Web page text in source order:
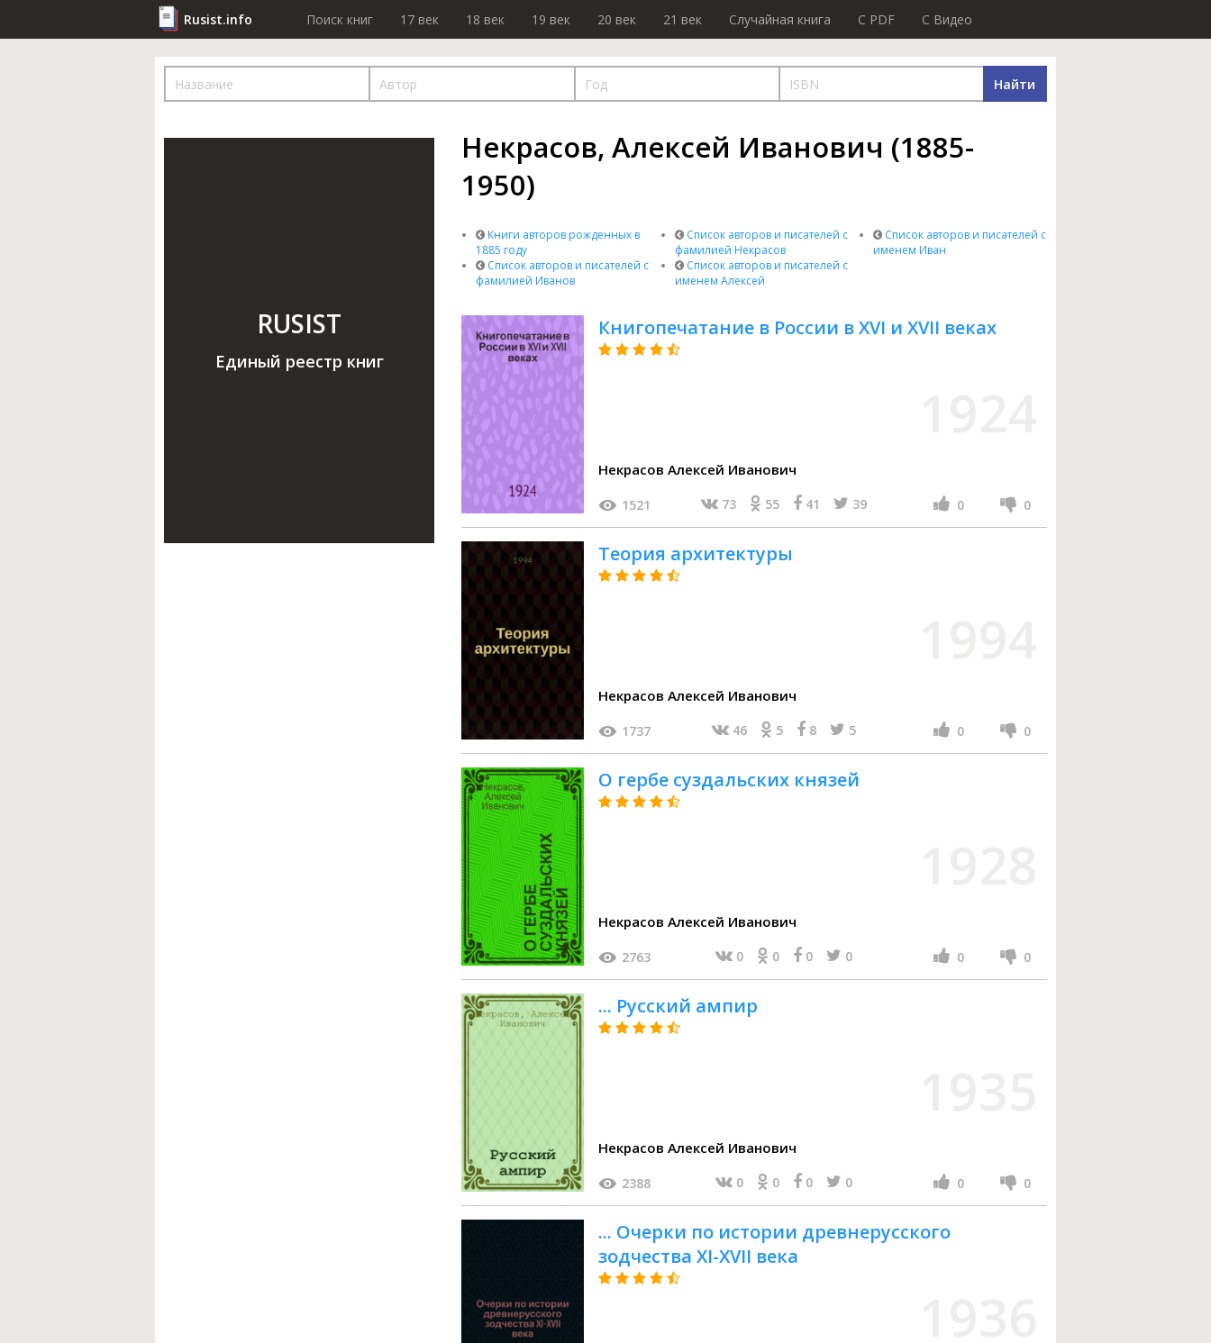
Rusist.info Поиск книг 17 век 18 век 19 век 20 век 21 век Случайная книга C PDF C Видео
Найти
RUSIST
Единый реестр книг
Некрасов, Алексей Иванович (1885-
1950)
Книги авторов рожденных в
1885 году
Список авторов и писателей с
фамилией Иванов
Список авторов и писателей с
фамилией Некрасов
Список авторов и писателей с
именем Алексей
Список авторов и писателей с
именем Иван
Книгопечатание в России в XVI и XVII веках
Некрасов Алексей Иванович
1521 73 55 41 39 0 0
Теория архитектуры
Некрасов Алексей Иванович
1737 46 5 8 5 0 0
О гербе суздальских князей
Некрасов Алексей Иванович
2763 0 0 0 0 0 0
... Русский ампир
Некрасов Алексей Иванович
2388 0 0 0 0 0 0
... Очерки по истории древнерусского
зодчества XI-XVII века